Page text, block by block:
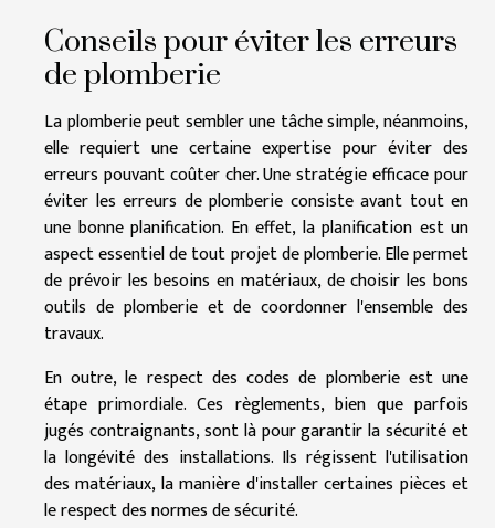
Conseils pour éviter les erreurs
de plomberie
La plomberie peut sembler une tâche simple, néanmoins,
elle requiert une certaine expertise pour éviter des
erreurs pouvant coûter cher. Une stratégie efficace pour
éviter les erreurs de plomberie consiste avant tout en
une bonne planification. En effet, la planification est un
aspect essentiel de tout projet de plomberie. Elle permet
de prévoir les besoins en matériaux, de choisir les bons
outils de plomberie et de coordonner l'ensemble des
travaux.
En outre, le respect des codes de plomberie est une
étape primordiale. Ces règlements, bien que parfois
jugés contraignants, sont là pour garantir la sécurité et
la longévité des installations. Ils régissent l'utilisation
des matériaux, la manière d'installer certaines pièces et
le respect des normes de sécurité.